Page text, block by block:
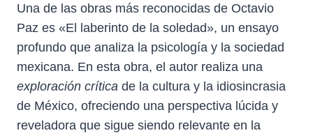
Una de las obras más reconocidas de Octavio
Paz es «El laberinto de la soledad», un ensayo
profundo que analiza la psicología y la sociedad
mexicana. En esta obra, el autor realiza una
exploración crítica de la cultura y la idiosincrasia
de México, ofreciendo una perspectiva lúcida y
reveladora que sigue siendo relevante en la